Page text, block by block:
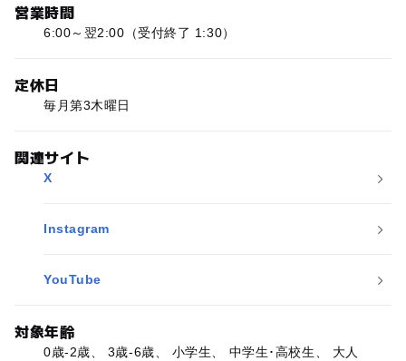
営業時間
6:00～翌2:00（受付終了 1:30）
定休日
毎月第3木曜日
関連サイト
X
Instagram
YouTube
対象年齢
0歳-2歳、 3歳-6歳、 小学生、 中学生･高校生、 大人